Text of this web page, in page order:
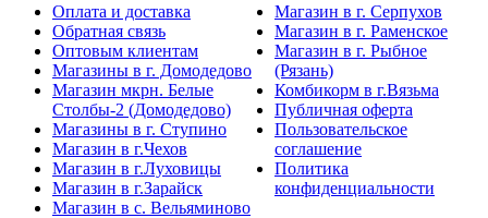
Оплата и доставка
Обратная связь
Оптовым клиентам
Магазины в г. Домодедово
Магазин мкрн. Белые
Столбы-2 (Домодедово)
Магазины в г. Ступино
Магазин в г.Чехов
Магазин в г.Луховицы
Магазин в г.Зарайск
Магазин в с. Вельяминово
Магазин в г. Серпухов
Магазин в г. Раменское
Магазин в г. Рыбное
(Рязань)
Комбикорм в г.Вязьма
Публичная оферта
Пользовательское
соглашение
Политика
конфиденциальности